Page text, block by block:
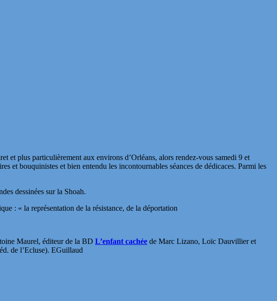
et plus particulièrement aux environs d’Orléans, alors rendez-vous samedi 9 et
et bouquinistes et bien entendu les incontournables séances de dédicaces. Parmi les
dessinées sur la Shoah.
: « la représentation de la résistance, de la déportation
Maurel, éditeur de la BD L’enfant cachée de Marc Lizano, Loïc Dauvillier et
de l’Ecluse). EGuillaud